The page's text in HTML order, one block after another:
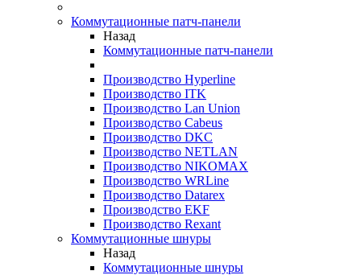
Коммутационные патч-панели
Назад
Коммутационные патч-панели
Производство Hyperline
Производство ITK
Производство Lan Union
Производство Cabeus
Производство DKC
Производство NETLAN
Производство NIKOMAX
Производство WRLine
Производство Datarex
Производство EKF
Производство Rexant
Коммутационные шнуры
Назад
Коммутационные шнуры